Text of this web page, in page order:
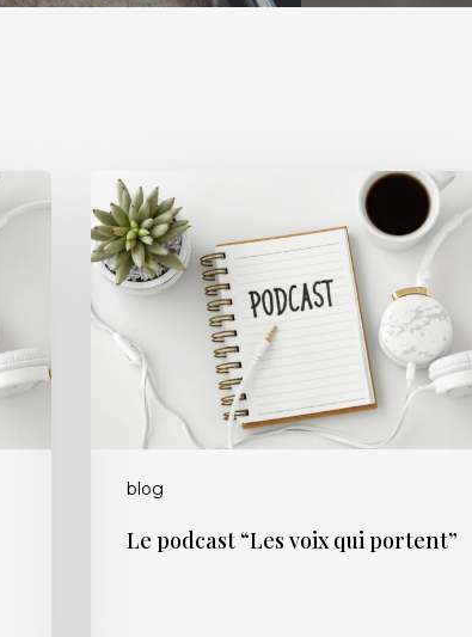
blog
podcast
“Les
voix
qui
portent”
Le podcast “Les voix qui portent”